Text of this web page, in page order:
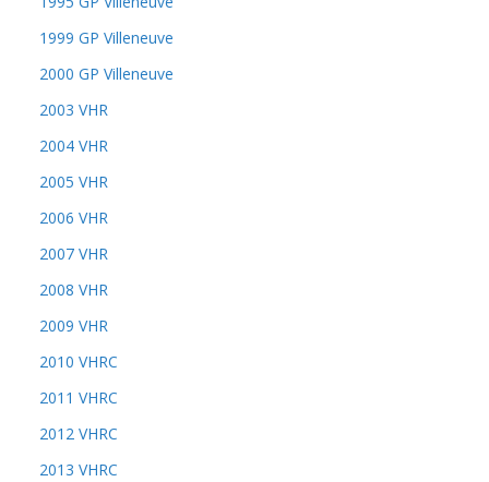
1999 GP Villeneuve
2000 GP Villeneuve
2003 VHR
2004 VHR
2005 VHR
2006 VHR
2007 VHR
2008 VHR
2009 VHR
2010 VHRC
2011 VHRC
2012 VHRC
2013 VHRC